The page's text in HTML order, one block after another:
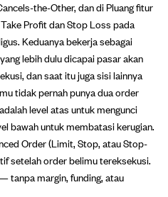
the-Other, dan di Pluang fitur
Profit dan Stop Loss pada
Keduanya bekerja sebagai
lebih dulu dicapai pasar akan
dan saat itu juga sisi lainnya
tidak pernah punya dua order
level atas untuk mengunci
bawah untuk membatasi kerugian.
Order (Limit, Stop, atau Stop-
setelah order belimu tereksekusi.
tanpa margin, funding, atau